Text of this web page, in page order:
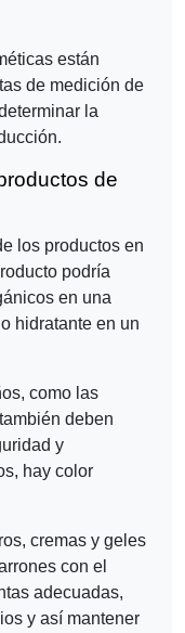
están
de medición de
la
de
los productos en
podría
en una
hidratante en un
como las
deben
y
hay color
cremas y geles
con el
adecuadas,
y así mantener